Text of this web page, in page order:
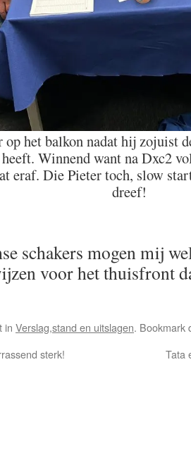
op het balkon nadat hij zojuist
heeft. Winnend want na Dxc2
eraf. Die Pieter toch, slow
dreef!
schakers mogen mij
voor het thuisfront
in Verslag,stand en uitslagen. Bookmark
sterk! Tata